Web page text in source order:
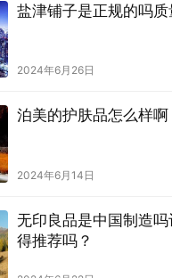
盐津铺子是正规的吗质
2024年6月26日
泊美的护肤品怎么样啊
2024年6月14日
无印良品是中国制造
得推荐吗？